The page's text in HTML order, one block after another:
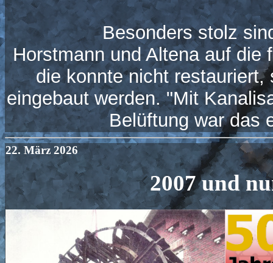
Besonders stolz sind
Horstmann und Altena auf die
die konnte nicht
eingebaut werden. "Mit
Belüftung war das
22. März 2026
2007 und